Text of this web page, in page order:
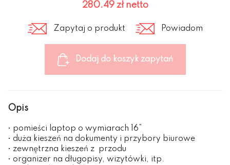
280.49 złnetto
Zapytaj o produkt Powiadom
Dodaj do koszyk zapytań
Opis
• pomieści laptop o wymiarach 16”
• duża kieszeń na dokumenty i przybory biurowe
• zewnętrzna kieszeń z przodu
• organizer na długopisy, wizytówki, itp.